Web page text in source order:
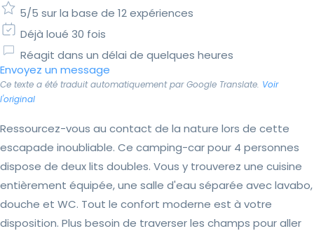
5/5 sur la base de 12 expériences
Déjà loué 30 fois
Réagit dans un délai de quelques heures
Envoyez un message
Ce texte a été traduit automatiquement par Google Translate. Voir
l'original
Ressourcez-vous au contact de la nature lors de cette
escapade inoubliable. Ce camping-car pour 4 personnes
dispose de deux lits doubles. Vous y trouverez une cuisine
entièrement équipée, une salle d'eau séparée avec lavabo,
douche et WC. Tout le confort moderne est à votre
disposition. Plus besoin de traverser les champs pour aller